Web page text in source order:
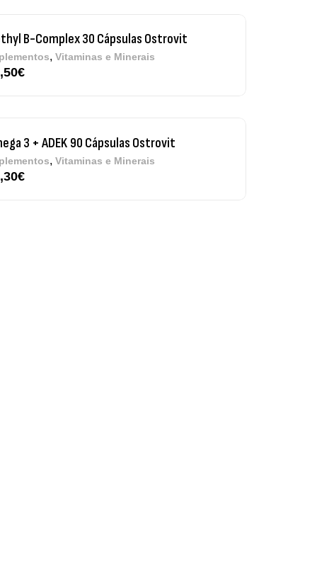
3 + ADEK 90 Cápsulas Ostrovit
,Vitaminas e Minerais
€
Electrolytes 270 G Ostrovit
,Suplementos